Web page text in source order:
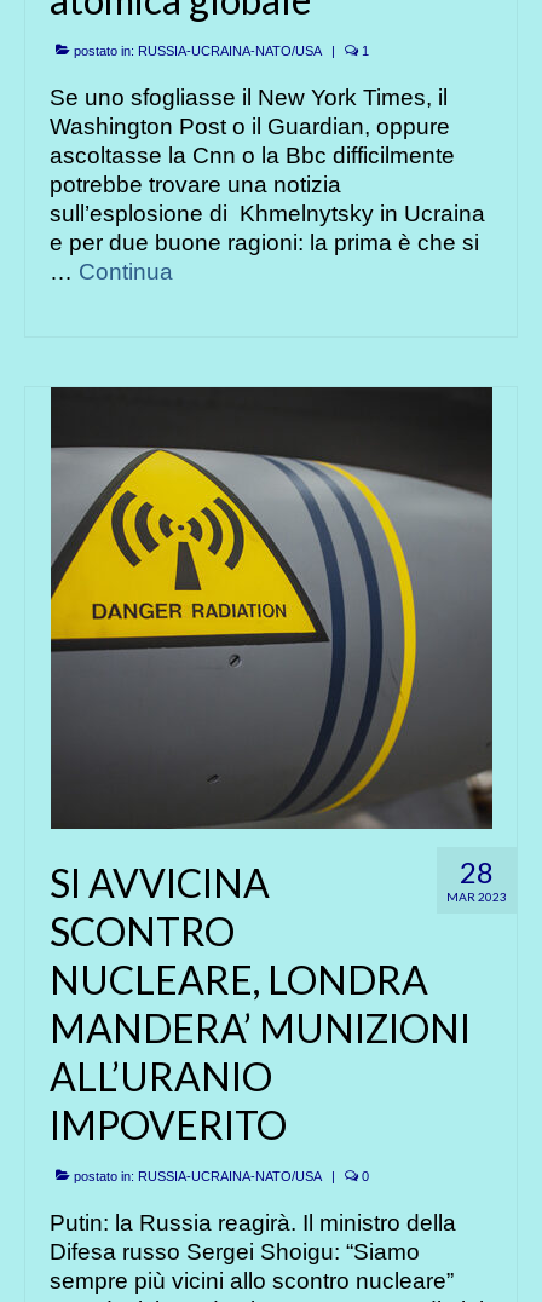
postato in: RUSSIA-UCRAINA-NATO/USA | 1
Se uno sfogliasse il New York Times, il
Washington Post o il Guardian, oppure
ascoltasse la Cnn o la Bbc difficilmente
potrebbe trovare una notizia
sull’esplosione di Khmelnytsky in Ucraina
e per due buone ragioni: la prima è che si
… Continua
28
MAR 2023
SI AVVICINA
SCONTRO
NUCLEARE, LONDRA
MANDERA’ MUNIZIONI
ALL’URANIO
IMPOVERITO
postato in: RUSSIA-UCRAINA-NATO/USA | 0
Putin: la Russia reagirà. Il ministro della
Difesa russo Sergei Shoigu: “Siamo
sempre più vicini allo scontro nucleare”